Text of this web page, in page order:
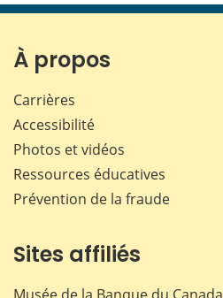
À propos
Carrières
Accessibilité
Photos et vidéos
Ressources éducatives
Prévention de la fraude
Sites affiliés